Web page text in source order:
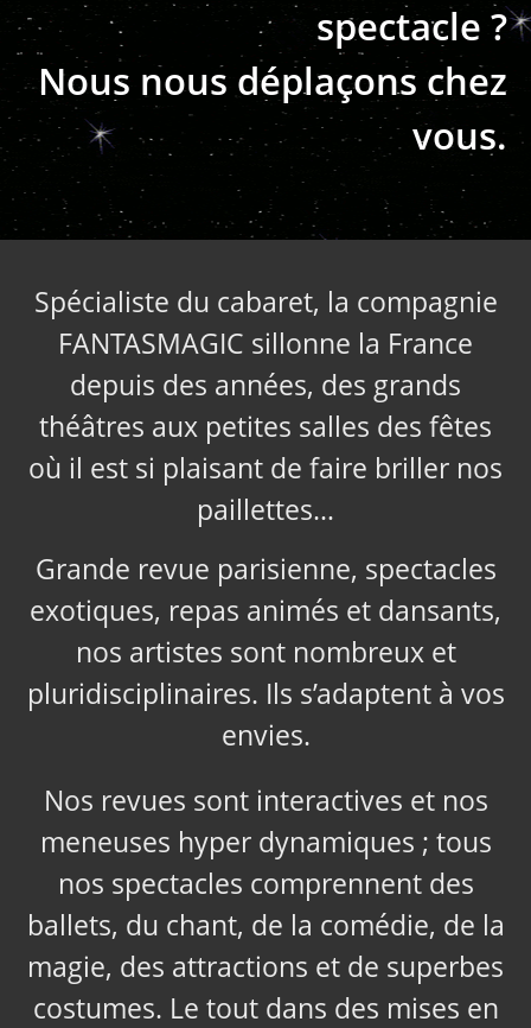
spectacle ?
Nous nous déplaçons chez
vous.
Spécialiste du cabaret, la compagnie
FANTASMAGIC sillonne la France
depuis des années, des grands
théâtres aux petites salles des fêtes
où il est si plaisant de faire briller nos
paillettes…
Grande revue parisienne, spectacles
exotiques, repas animés et dansants,
nos artistes sont nombreux et
pluridisciplinaires. Ils s’adaptent à vos
envies.
Nos revues sont interactives et nos
meneuses hyper dynamiques ; tous
nos spectacles comprennent des
ballets, du chant, de la comédie, de la
magie, des attractions et de superbes
costumes. Le tout dans des mises en